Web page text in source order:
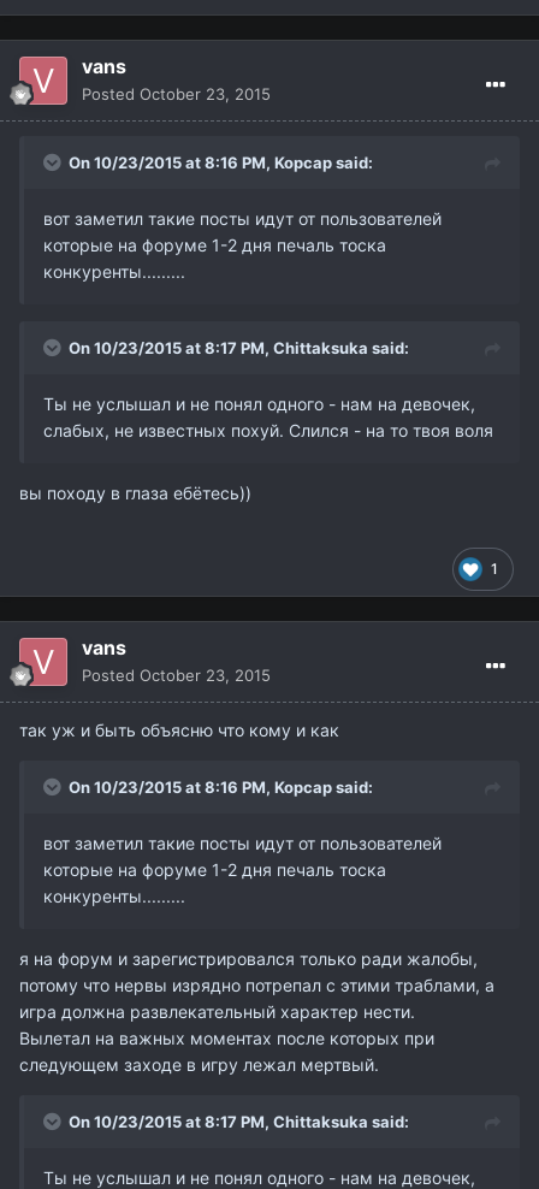
vans
Posted October 23, 2015
On 10/23/2015 at 8:16 PM, Kopcapsaid:
вот заметил такие посты идут от пользователей
которые на форуме 1-2 дня печаль тоска
конкуренты.........
On 10/23/2015 at 8:17 PM, Chittaksuka said:
Ты не услышал и не понял одного - нам на девочек,
слабых, не известных похуй. Слился - на то твоя воля
вы походу в глаза ебётесь))
1
vans
Posted October 23, 2015
так уж и быть объясню что кому и как
On 10/23/2015 at 8:16 PM, Kopcapsaid:
вот заметил такие посты идут от пользователей
которые на форуме 1-2 дня печаль тоска
конкуренты.........
я на форум и зарегистрировался только ради жалобы,
потому что нервы изрядно потрепал с этими траблами, а
игра должна развлекательный характер нести.
Вылетал на важных моментах после которых при
следующем заходе в игру лежал мертвый.
On 10/23/2015 at 8:17 PM, Chittaksuka said:
Ты не услышал и не понял одного - нам на девочек,